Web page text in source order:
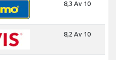
8,3 Av 10
8,2 Av 10